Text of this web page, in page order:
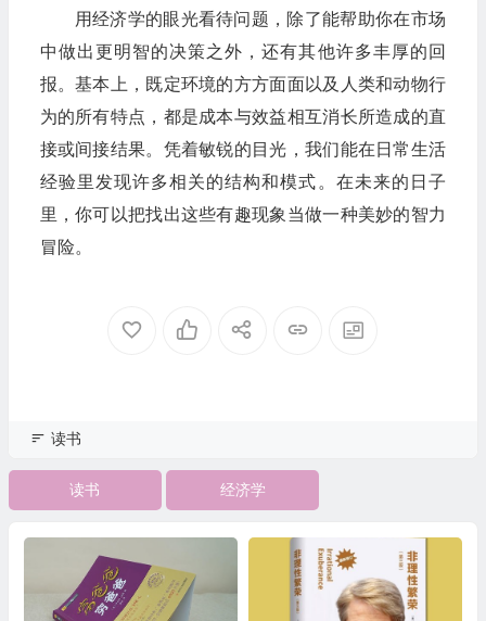
用经济学的眼光看待问题，除了能帮助你在市场
中做出更明智的决策之外，还有其他许多丰厚的回
报。基本上，既定环境的方方面面以及人类和动物行
为的所有特点，都是成本与效益相互消长所造成的直
接或间接结果。凭着敏锐的目光，我们能在日常生活
经验里发现许多相关的结构和模式。在未来的日子
里，你可以把找出这些有趣现象当做一种美妙的智力
冒险。
读书
读书 经济学